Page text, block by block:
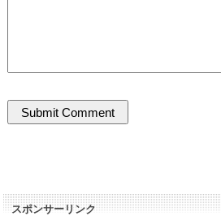
スポンサーリンク